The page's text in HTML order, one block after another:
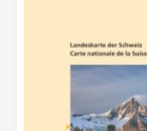
Felsbrocken und
hinunter Richtung
anspruchsvollen
Wanderer eine
bequemer Weg
davor quert die